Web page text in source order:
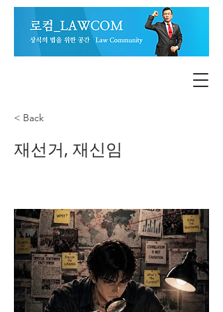
< Back
재선거, 재신임